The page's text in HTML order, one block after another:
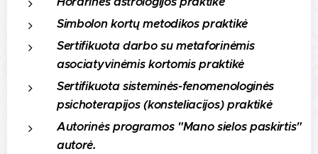
Simbolon kortų metodikos praktikė
Sertifikuota darbo su metaforinėmis
asociatyvinėmis kortomis praktikė
Sertifikuota sisteminės-fenomenologinės
psichoterapijos (konsteliacijos) praktikė
Autorinės programos "Mano sielos paskirtis"
autorė.